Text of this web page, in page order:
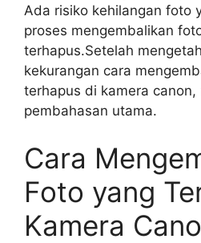
Ada risiko kehilangan foto
proses mengembalikan
terhapus.Setelah
kekurangan cara
terhapus di kamera
pembahasan utama.
Cara
Foto yang
Kamera